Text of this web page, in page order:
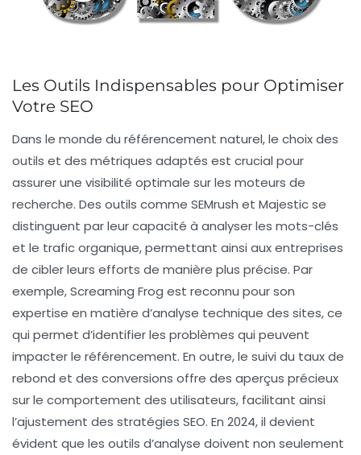
Les Outils Indispensables pour Optimiser
Votre SEO
Dans le monde du référencement naturel, le choix des
outils et des métriques adaptés est crucial pour
assurer une visibilité optimale sur les moteurs de
recherche. Des outils comme SEMrush et Majesticse
distinguent par leur capacité à analyser les mots-clés
et le trafic organique, permettant ainsi aux entreprises
de cibler leurs efforts de manière plus précise. Par
exemple,Screaming Frog est reconnu pour son
expertise en matière d’analyse technique des sites, ce
qui permet d’identifier les problèmes qui peuvent
impacter le référencement. En outre, le suivi du taux de
rebond et des conversions offre des aperçus précieux
sur le comportement des utilisateurs, facilitant ainsi
l’ajustement des stratégies SEO. En 2024, il devient
évident que les outils d’analyse doivent non seulement